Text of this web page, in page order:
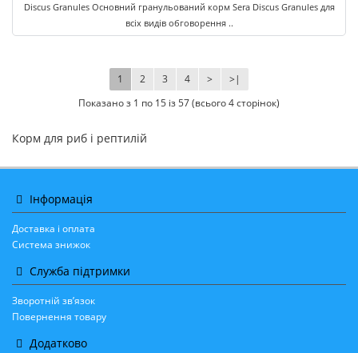
Discus Granules Основний гранульований корм Sera Discus Granules для
всіх видів обговорення ..
1 2 3 4 > >|
Показано з 1 по 15 із 57 (всього 4 сторінок)
Корм для риб і рептилій
Інформація
Доставка і оплата
Система знижок
Служба підтримки
Зворотній зв’язок
Повернення товару
Додатково